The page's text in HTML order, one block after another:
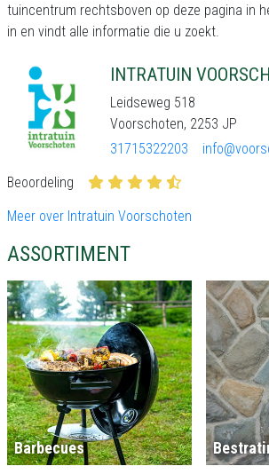
tuincentrum rechtsboven op deze pagina in
in en vindt alle informatie die u zoekt.
INTRATUIN
Leidseweg 518
Voorschoten, 2253 JP
31715322203
Beoordeling
Meer over Intratuin Voorschoten
ASSORTIMENT
Barbecues